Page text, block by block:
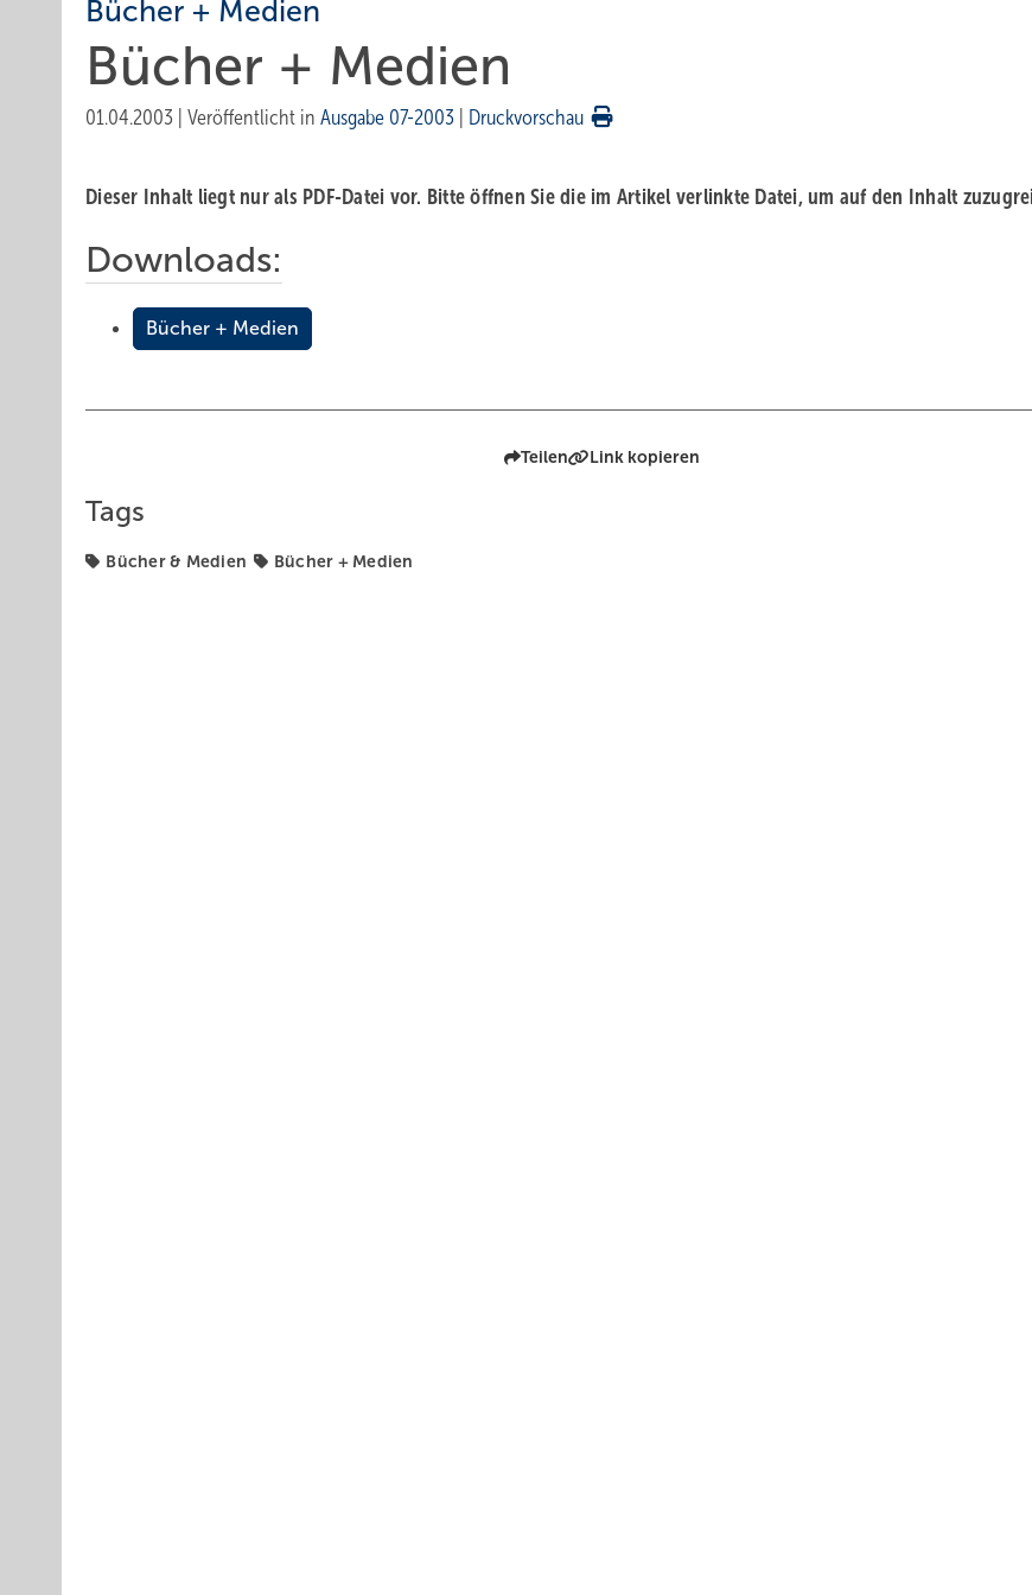
Bücher + Medien
Bücher + Medien
01.04.2003 Veröffentlicht in Ausgabe 07-2003 Druckvorschau
Dieser Inhalt liegt nur als PDF-Datei vor. Bitte öffnen Sie die im Artikel verlinkte Datei, um auf den Inhalt
Downloads:
Bücher + Medien
Teilen Link kopieren
Tags
Bücher & Medien Bücher + Medien